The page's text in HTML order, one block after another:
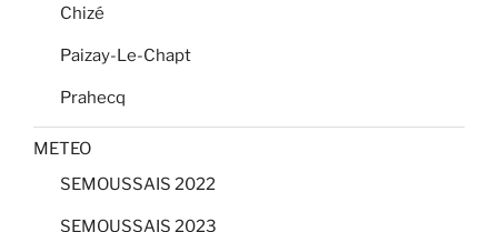
Chizé
Paizay-Le-Chapt
Prahecq
METEO
SEMOUSSAIS 2022
SEMOUSSAIS 2023